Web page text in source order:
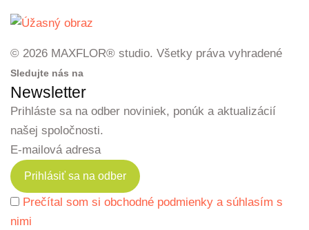
© 2026 MAXFLOR® studio. Všetky práva vyhradené
Sledujte nás na
Newsletter
Prihláste sa na odber noviniek, ponúk a aktualizácií
našej spoločnosti.
E-mailová adresa
Prečítal som si obchodné podmienky a súhlasím s
nimi